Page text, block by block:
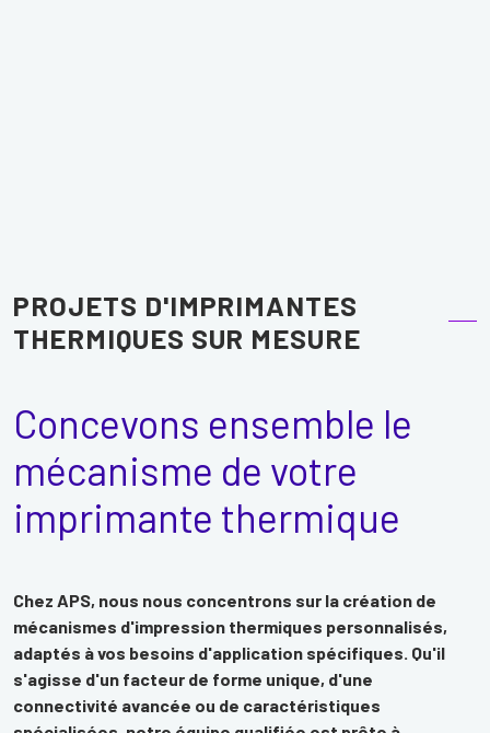
PROJETS D'IMPRIMANTES
THERMIQUES SUR MESURE
Concevons ensemble le
mécanisme de votre
imprimante thermique
Chez APS, nous nous concentrons sur la création de
mécanismes d'impression thermiques personnalisés,
adaptés à vos besoins d'application spécifiques. Qu'il
s'agisse d'un facteur de forme unique, d'une
connectivité avancée ou de caractéristiques